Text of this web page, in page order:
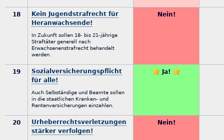
18
Kein Jugendstrafrecht für
Heranwachsende!
In Zukunft sollen 18- bis 21-jährige
Straftäter generell nach
Erwachsenenstrafrecht behandelt
werden.
Nein!
19
Sozialversicherungspflicht
für alle!
Auch Selbständige und Beamte sollen
in die staatlichen Kranken- und
Rentenversicherungen einzahlen.
Ja!
20
Urheberrechtsverletzungen
stärker verfolgen!
Nein!